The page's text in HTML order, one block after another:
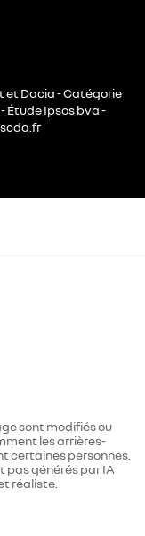
et Dacia - Catégorie
Étude Ipsos bva -
sont modifiés ou
les arrières-
certaines personnes.
pas générés par IA
réaliste.